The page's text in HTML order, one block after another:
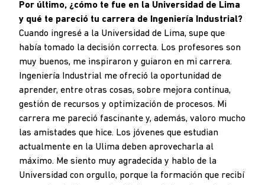
Por último, ¿cómo te fue en la Universidad de Lima
y qué te pareció tu carrera de Ingeniería Industrial?
Cuando ingresé a la Universidad de Lima, supe que
había tomado la decisión correcta. Los profesores son
muy buenos, me inspiraron y guiaron en mi carrera.
Ingeniería Industrial me ofreció la oportunidad de
aprender, entre otras cosas, sobre mejora continua,
gestión de recursos y optimización de procesos. Mi
carrera me pareció fascinante y, además, valoro mucho
las amistades que hice. Los jóvenes que estudian
actualmente en la Ulima deben aprovecharla al
máximo. Me siento muy agradecida y hablo de la
Universidad con orgullo, porque la formación que recibí